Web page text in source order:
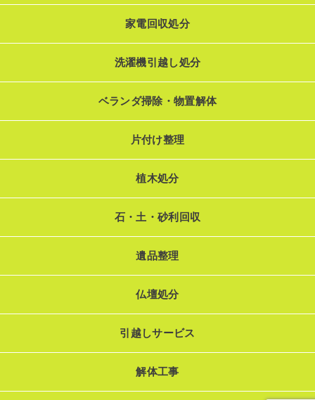
家電回収処分
洗濯機引越し処分
ベランダ掃除・物置解体
片付け整理
植木処分
石・土・砂利回収
遺品整理
仏壇処分
引越しサービス
解体工事